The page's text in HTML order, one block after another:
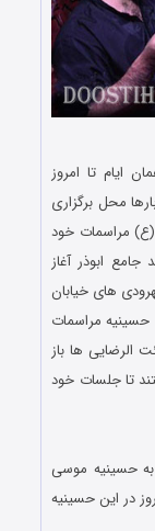
همان ایام تا امروز
محل برگزاری
مراسمات خود
ابوذر آغاز
های خیابان
حسینیه مراسمات
الرضایی ها باز
تا جلسات خود
حسینیه موسی
در این حسینیه